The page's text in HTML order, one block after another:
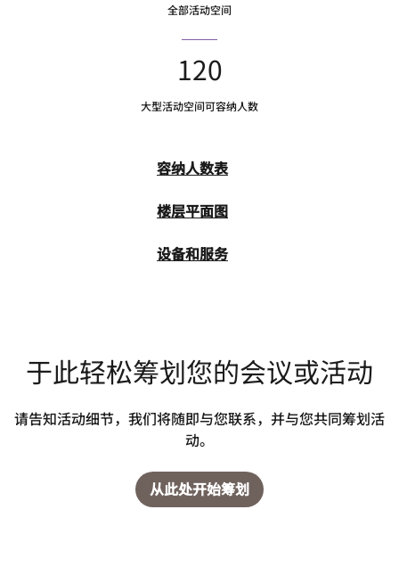
全部活动空间
120
大型活动空间可容纳人数
容纳人数表
楼层平面图
设备和服务
于此轻松筹划您的会议或活动
请告知活动细节，我们将随即与您联系，并与您共同筹划活
动。
从此处开始筹划